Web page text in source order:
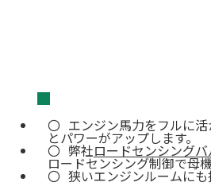
■
エンジン馬力をフルに
とパワーがアップします。
弊社ロードセンシング
ロードセンシング制御で母
狭いエンジンルームにも